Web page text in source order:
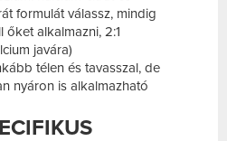
formulát válassz, mindig
alkalmazni, 2:1
javára)
télen és tavasszal, de
nyáron is alkalmazható